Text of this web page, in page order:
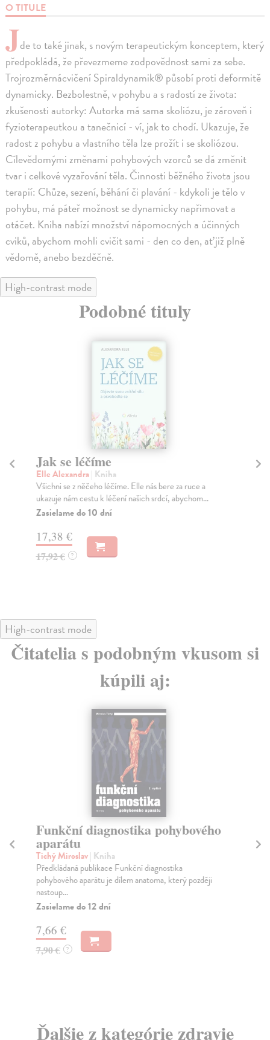
O TITULE
Jde to také jinak, s novým terapeutickým konceptem, který
předpokládá, že převezmeme zodpovědnost sami za sebe.
Trojrozměrnácvičení Spiraldynamik® působí proti deformitě
dynamicky. Bezbolestně, v pohybu a s radostí ze života:
zkušenosti autorky: Autorka má sama skoliózu, je zároveň i
fyzioterapeutkou a tanečnicí - ví, jak to chodí. Ukazuje, že
radost z pohybu a vlastního těla lze prožít i se skoliózou.
Cílevědomými změnami pohybových vzorců se dá změnit
tvar i celkové vyzařování těla. Činnosti běžného života jsou
terapií: Chůze, sezení, běhání či plavání - kdykoli je tělo v
pohybu, má páteř možnost se dynamicky napřimovat a
otáčet. Kniha nabízí množství nápomocných a účinných
cviků, abychom mohli cvičit sami - den co den, ať již plně
vědomě, anebo bezděčně.
High-contrast mode
Podobné tituly
Jak se léčíme
Elle Alexandra| Kniha
Všichni se z něčeho léčíme. Elle nás bere za ruce a
ukazuje nám cestu k léčení našich srdcí, abychom...
Zasielame do 10 dní
17,38 €
17,92 € ?
High-contrast mode
Čitatelia s podobným vkusom si
kúpili aj:
Funkční diagnostika pohybového
aparátu
Tichý Miroslav| Kniha
Předkládaná publikace Funkční diagnostika
pohybového aparátu je dílem anatoma, který později
nastoup...
Zasielame do 12 dní
7,66 €
7,90 € ?
Ďalšie z kategórie zdravie